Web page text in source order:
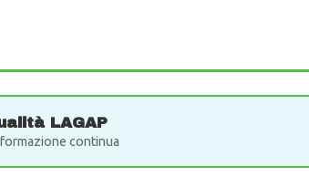
LAGAP
continua